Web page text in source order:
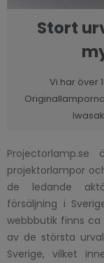
Stort
Vi har över
projektorlampor
de ledande
försäljning i
webbbutik finns
av de största
Sverige, vilket